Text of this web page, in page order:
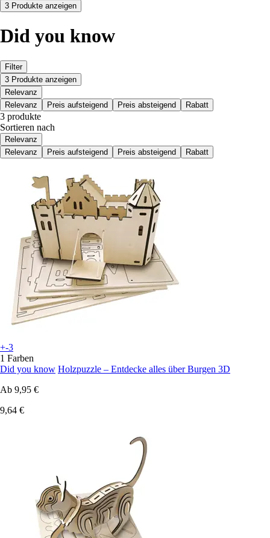
3 Produkte anzeigen
Did you know
Filter
3 Produkte anzeigen
Relevanz
Relevanz
Preis aufsteigend Preis absteigend Rabatt
3 produkte
Sortieren nach
Relevanz
Relevanz
Preis aufsteigend Preis absteigend Rabatt
+-3
1 Farben
Did you know Holzpuzzle – Entdecke alles über Burgen 3D
Ab 9,95 €
9,64 €